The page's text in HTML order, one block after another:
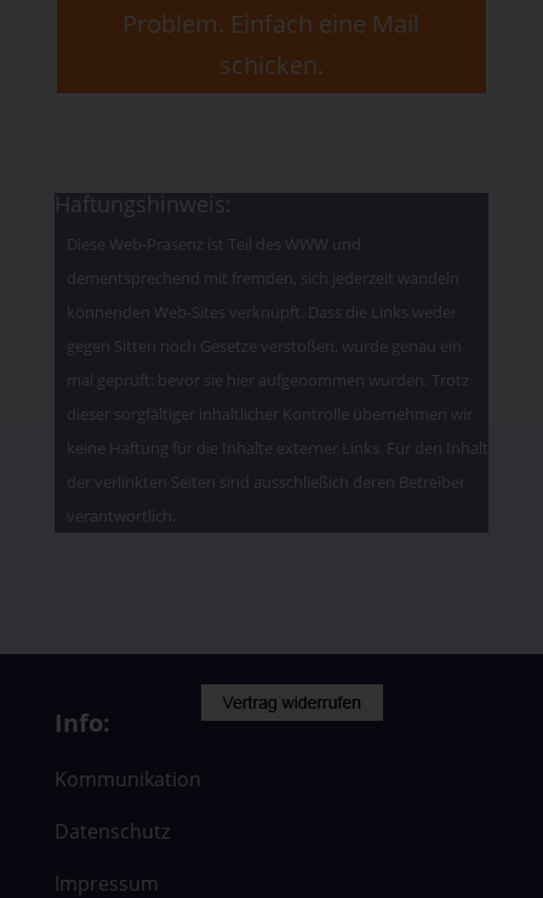
Problem. Einfach eine Mail
schicken.
Haftungshinweis:
Diese Web-Präsenz ist Teil des WWW und
dementsprechend mit fremden, sich jederzeit wandeln
könnenden Web-Sites verknüpft. Dass die Links weder
gegen Sitten noch Gesetze verstoßen, wurde genau ein
mal geprüft: bevor sie hier aufgenommen wurden. Trotz
dieser sorgfältiger inhaltlicher Kontrolle übernehmen wir
keine Haftung für die Inhalte externer Links. Für den Inhalt
der verlinkten Seiten sind ausschließich deren Betreiber
verantwortlich.
Info:
Kommunikation
Datenschutz
Impressum